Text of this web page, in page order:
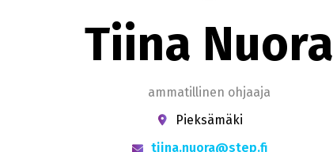
Tiina Nuora
ammatillinen ohjaaja
Pieksämäki
tiina.nuora@step.fi